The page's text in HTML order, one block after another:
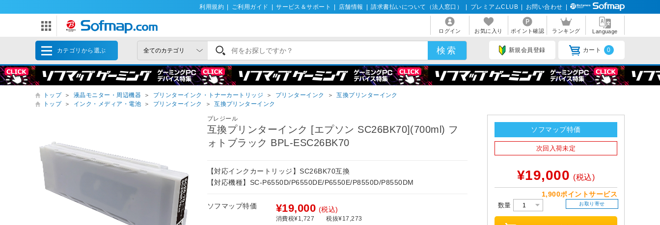
利用規約 ご利用ガイド サービス＆サポート 店舗情報 請求書払いについて（法人窓口） プレミアムCLUB お問い合わせ
ログイン お気に入り ポイント確認 ランキング Language
カテゴリから選ぶ 新規会員登録 カート 0
トップ ＞ 液晶モニター・周辺機器 ＞ プリンターインク・トナーカートリッジ ＞ プリンターインク ＞
互換プリンターインク
トップ
＞ インク・メディア・電池 ＞ プリンターインク ＞ 互換プリンターインク
プレジール
互換プリンターインク [エプソン SC26BK70](700ml) フ
ォトブラック BPL-ESC26BK70
【対応インクカートリッジ】SC26BK70互換
【対応機種】SC-P6550D/P6550DE/P6550E/P8550D/P8550DM
ソフマップ特価 ¥19,000 (税込)
消費税¥1,727 税抜¥17,273
ソフマップ特価
次回入荷未定
¥19,000 (税込)
1,900ポイントサービス
数量 お取り寄せ